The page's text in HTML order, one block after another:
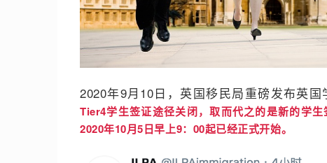
2020年9月10日，英国移民局重磅发布英国
Tier4学生签证途径关闭，取而代之的是新的学
2020年10月5日早上9：00起已经正式开始。